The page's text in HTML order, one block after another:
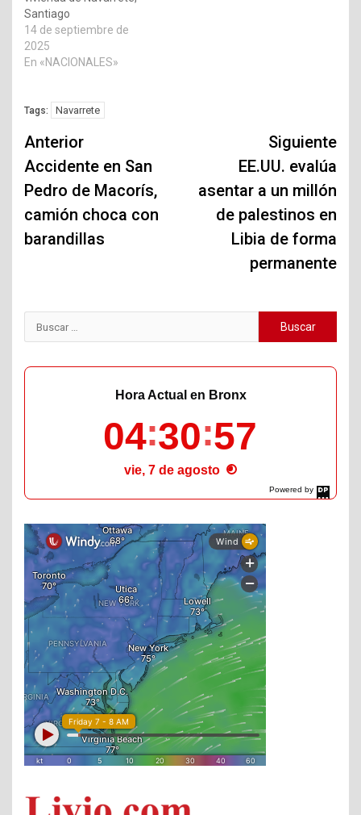
Santiago
14 de septiembre de
2025
En «NACIONALES»
Tags: Navarrete
Navegación
de
entradas
Anterior
Accidente en San
Pedro de Macorís,
camión choca con
barandillas
Siguiente
EE.UU. evalúa
asentar a un millón
de palestinos en
Libia de forma
permanente
Buscar:
Powered by
DaysPedia.com
Hora Actual en Bronx
04 30 58
vie, 7 de agosto